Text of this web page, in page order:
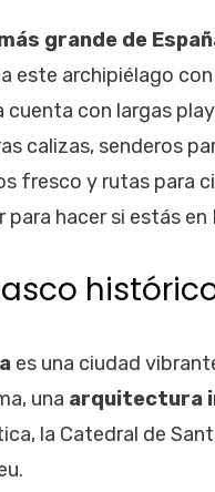
grande de
este archipiélago
cuenta con largas
calizas, senderos
fresco y rutas para
hacer si estás en
es una ciudad
una arquitectura
la Catedral de